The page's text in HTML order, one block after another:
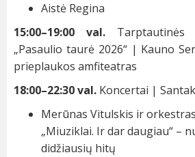
Aistė Regina
15:00–19:00 val.Tarptautinės
„Pasaulio taurė 2026“ | Kauno
prieplaukos amfiteatras
18:00–22:30 val. Koncertai |
Merūnas Vitulskis ir
„Miuziklai. Ir dar daugiau“ –
didžiausių hitų